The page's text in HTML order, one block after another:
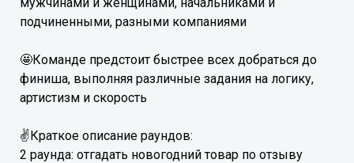
подчиненными, разными компаниями
🤩Команде предстоит быстрее всех добраться до
финиша, выполняя различные задания на логику,
артистизм и скорость
✌Краткое описание раундов:
2 раунда: отгадать новогодний товар по отзыву